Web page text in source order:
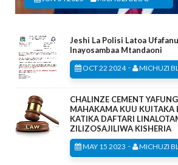
Jeshi La Polisi Latoa
Inayosambaa Mtandaoni
OCT 22 2024- MICHUZI
CHALINZE CEMENT
MAHAKAMA KUU KUITAKA
KATIKA DAFTARI
ZILIZOSAJILIWA KISHERIA
MAY 15 2023 - MICHUZI